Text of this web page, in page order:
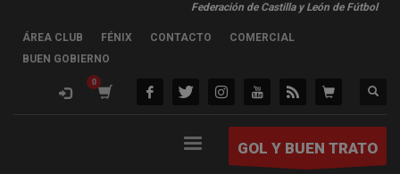
Federación de Castilla y León de Fútbol
ÁREA CLUB FÉNIX CONTACTO
COMERCIAL
BUEN GOBIERNO
GOL Y BUEN TRATO